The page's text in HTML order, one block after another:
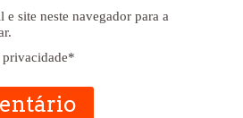
e site neste navegador para a
*